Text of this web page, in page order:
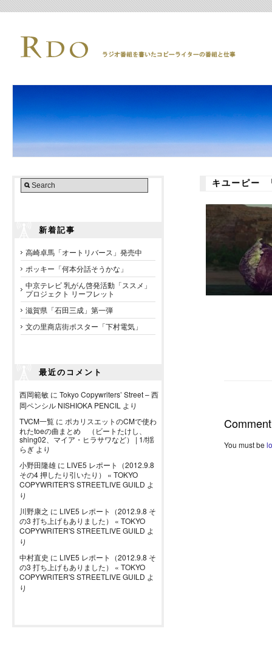
新着記事
高崎卓馬「オートリバース」発売中
ポッキー「何本分話そうかな」
中京テレビ 乳がん啓発活動「ススメ」
プロジェクト リーフレット
滋賀県「石田三成」第一弾
文の里商店街ポスター「下村電気」
最近のコメント
西岡範敏 に Tokyo Copywriters’ Street – 西
岡ペンシル NISHIOKA PENCIL より
TVCM一覧 に ポカリスエットのCMで使わ
れたtoeの曲まとめ （ビートたけし、
shing02、マイア・ヒラサワなど） | 1/f揺
らぎ より
小野田隆雄 に LIVE5 レポート（2012.9.8
その4 押したり引いたり） « TOKYO
COPYWRITER'S STREETLIVE GUILD よ
り
川野康之 に LIVE5 レポート（2012.9.8 そ
の3 打ち上げもありました） « TOKYO
COPYWRITER'S STREETLIVE GUILD よ
り
中村直史 に LIVE5 レポート（2012.9.8 そ
の3 打ち上げもありました） « TOKYO
COPYWRITER'S STREETLIVE GUILD よ
り
キユーピー
Comment
You must be